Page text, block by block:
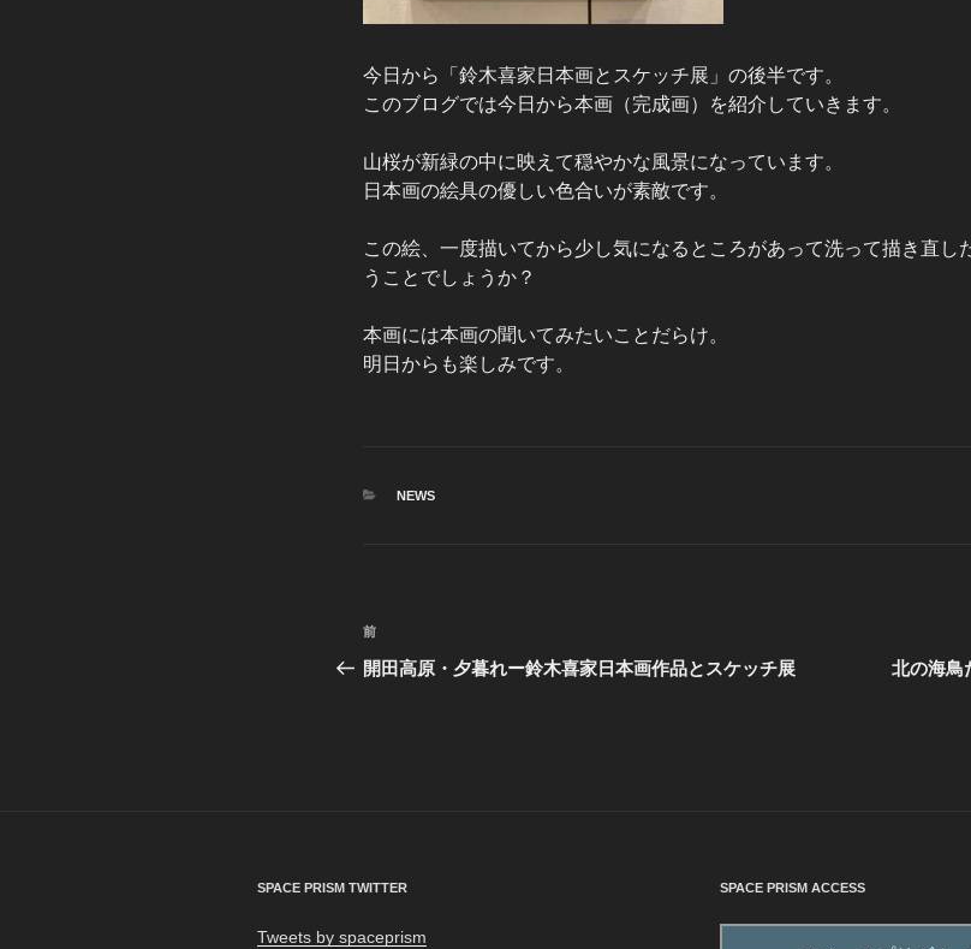
今日から「鈴木喜家日本画とスケッチ展」の後半です。
このブログでは今日から本画（完成画）を紹介していきます。
山桜が新緑の中に映えて穏やかな風景になっています。
日本画の絵具の優しい色合いが素敵です。
この絵、一度描いてから少し気になるところがあって洗って描き直し
うことでしょうか？
本画には本画の聞いてみたいことだらけ。
明日からも楽しみです。
カ
NEWS
投
稿
シ
ョ
前
の
前
開田高原・夕暮れー鈴木喜家日本画作品とスケッチ展 北の海鳥
SPACE PRISM TWITTER
Tweets by spaceprism
SPACE PRISM ACCESS